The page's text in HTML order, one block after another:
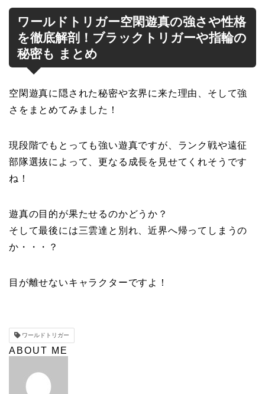
ワールドトリガー空閑遊真の強さや性格
を徹底解剖！ブラックトリガーや指輪の
秘密も まとめ
空閑遊真に隠された秘密や玄界に来た理由、そして強
さをまとめてみました！
現段階でもとっても強い遊真ですが、ランク戦や遠征
部隊選抜によって、更なる成長を見せてくれそうです
ね！
遊真の目的が果たせるのかどうか？
そして最後には三雲達と別れ、近界へ帰ってしまうの
か・・・？
目が離せないキャラクターですよ！
ワールドトリガー
ABOUT ME